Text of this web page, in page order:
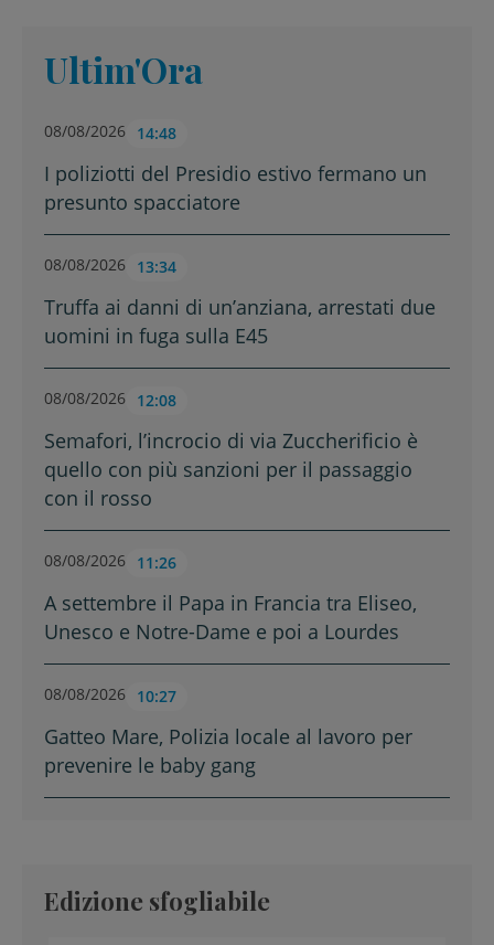
Ultim'Ora
08/08/2026 14:48
I poliziotti del Presidio estivo fermano un
presunto spacciatore
08/08/2026 13:34
Truffa ai danni di un’anziana, arrestati due
uomini in fuga sulla E45
08/08/2026 12:08
Semafori, l’incrocio di via Zuccherificio è
quello con più sanzioni per il passaggio
con il rosso
08/08/2026 11:26
A settembre il Papa in Francia tra Eliseo,
Unesco e Notre-Dame e poi a Lourdes
08/08/2026 10:27
Gatteo Mare, Polizia locale al lavoro per
prevenire le baby gang
Edizione sfogliabile